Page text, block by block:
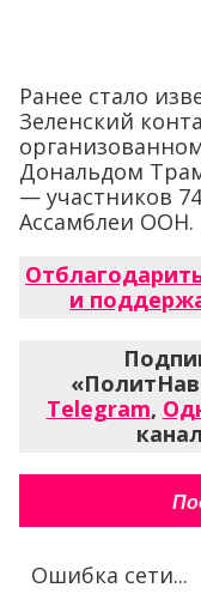
Ранее стало
Зеленский
Дональдом
— участников
Ассамблеи ООН.
и
Telegram,
Ошибка сети...